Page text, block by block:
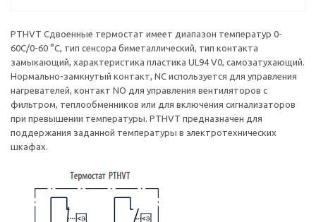
PTHVT Сдвоенные термостат имеет диапазон температур 0-
60C/0-60 °C, тип сенсора биметаллический, тип контакта
замыкающий, характеристика пластика UL94 V0, самозатухающий.
Нормально-замкнутый контакт, NC используется для управления
нагревателей, контакт NO для управления вентиляторов с
фильтром, теплообменников или для включения сигнализаторов
при превышении температуры. PTHVT предназначен для
поддержания заданной температуры в электротехнических
шкафах.